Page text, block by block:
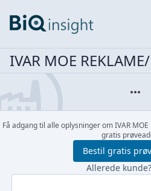
IVAR MOE
Få adgang til alle oplysninger om IVAR MOE
gratis
Bestil gratis
Allerede kunde?